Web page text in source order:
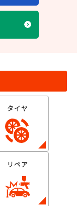
タイヤ
リペア